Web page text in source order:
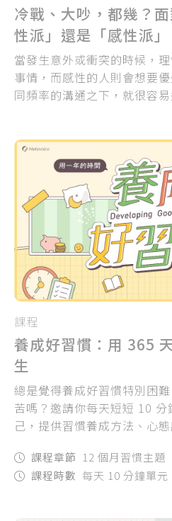
冷戰、大吵，都幾？
性派」還是「感性派」
當發生意外或衝突的時候，
事情，而感性的人則會想要
同頻率的溝通之下，就很容
課程
養成好習慣：用 365
生
總是覺得養成好習慣特別困
苦嗎？邀請你每天短短 10
己，提供習慣養成方法、心
課程章節 12 個月習慣主題
課程時數 每天 10 分鐘單元